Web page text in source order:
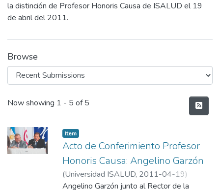
la distinción de Profesor Honoris Causa de ISALUD el 19
de abril del 2011.
Browse
Recent Submissions
Now showing 1 - 5 of 5
Item
Acto de Conferimiento Profesor
Honoris Causa: Angelino Garzón
(Universidad ISALUD, 2011-04-19)
Departamento de Comunicación,
Angelino Garzón junto al Rector de la